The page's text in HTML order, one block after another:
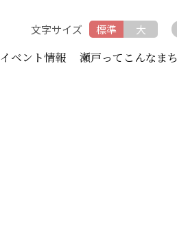
文字サイズ 標準 大
イベント情報 瀬戸ってこんなまち